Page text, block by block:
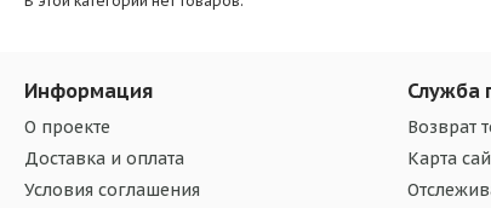
Информация
О проекте
Доставка и оплата
Условия соглашения
Служба
Возврат
Карта